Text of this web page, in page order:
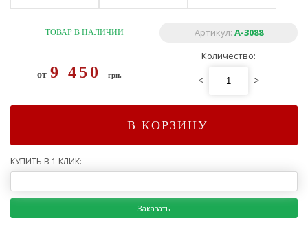
ТОВАР В НАЛИЧИИ Артикул: A-3088
от 9 450 грн.
Количество:
< >
В КОРЗИНУ
КУПИТЬ В 1 КЛИК:
Заказать